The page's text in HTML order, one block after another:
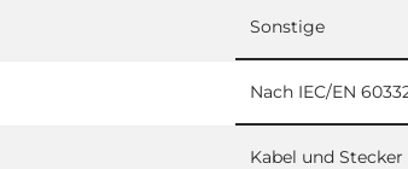
Sonstige
Nach IEC/EN
Kabel und Stecker